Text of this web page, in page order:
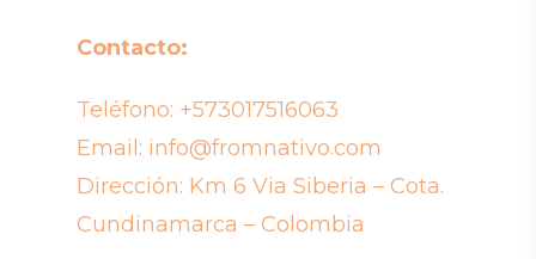
Contacto:
Teléfono: +573017516063
Email: info@fromnativo.com
Dirección: Km 6 Via Siberia – Cota.
Cundinamarca – Colombia